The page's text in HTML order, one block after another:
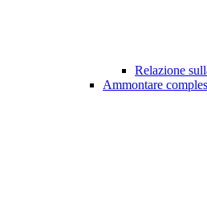
Relazione
Ammontare